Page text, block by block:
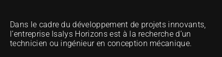
Dans le cadre du développement de projets innovants,
l’entreprise Isalys Horizons est à la recherche d’un
technicien ou ingénieur en conception mécanique.